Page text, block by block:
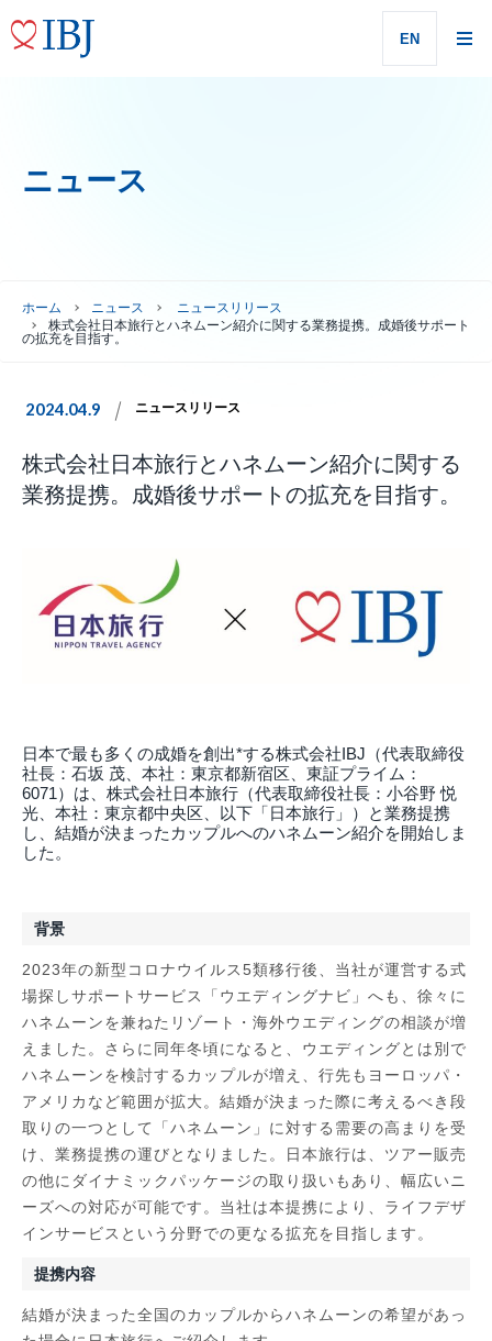
EN
ニュース
ホーム ニュース
ニュースリリース
株式会社日本旅行とハネムーン紹介に関する業務提携。成婚後サポート
の拡充を目指す。
2024.04.9 ニュースリリース
株式会社日本旅行とハネムーン紹介に関する
業務提携。成婚後サポートの拡充を目指す。
日本で最も多くの成婚を創出*する株式会社IBJ（代表取締役
社長：石坂 茂、本社：東京都新宿区、東証プライム：
6071）は、株式会社日本旅行（代表取締役社長：小谷野 悦
光、本社：東京都中央区、以下「日本旅行」）と業務提携
し、結婚が決まったカップルへのハネムーン紹介を開始しま
した。
背景
2023年の新型コロナウイルス5類移行後、当社が運営する式
場探しサポートサービス「ウエディングナビ」へも、徐々に
ハネムーンを兼ねたリゾート・海外ウエディングの相談が増
えました。さらに同年冬頃になると、ウエディングとは別で
ハネムーンを検討するカップルが増え、行先もヨーロッパ・
アメリカなど範囲が拡大。結婚が決まった際に考えるべき段
取りの一つとして「ハネムーン」に対する需要の高まりを受
け、業務提携の運びとなりました。日本旅行は、ツアー販売
の他にダイナミックパッケージの取り扱いもあり、幅広いニ
ーズへの対応が可能です。当社は本提携により、ライフデザ
インサービスという分野での更なる拡充を目指します。
提携内容
結婚が決まった全国のカップルからハネムーンの希望があっ